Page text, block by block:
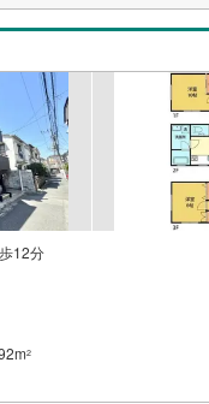
室内・現地を見学する」ボ
易ライフプラン作成
フプラン＆キャッシュフロー
調査報告書
含め調査結果を説明いたします
ー（無料）
の見極め方、住宅ローンに関し
などのご用意をしていますの
しています^^
12分
2